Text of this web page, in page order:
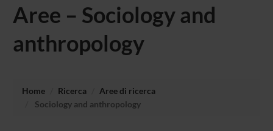
Aree – Sociology and
anthropology
Home Ricerca
Aree di ricerca
Sociology and anthropology